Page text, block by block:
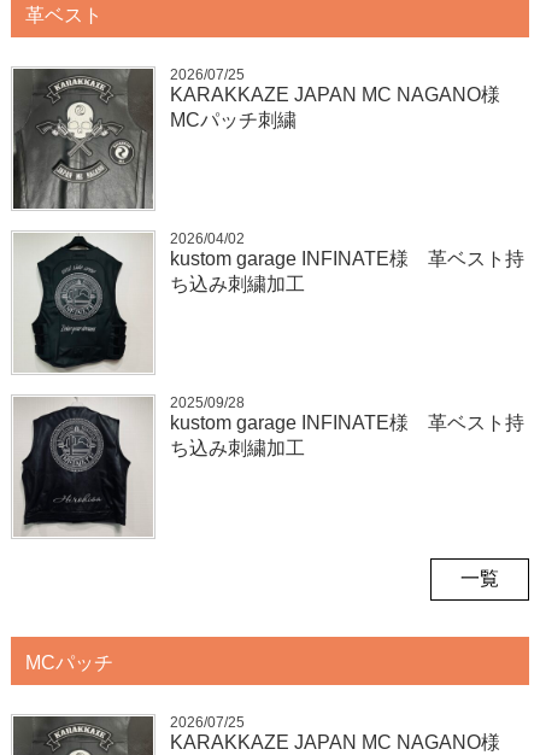
革ベスト
2026/07/25
KARAKKAZE JAPAN MC NAGANO様
MCパッチ刺繍
2026/04/02
kustom garage INFINATE様 革ベスト持
ち込み刺繍加工
2025/09/28
kustom garage INFINATE様 革ベスト持
ち込み刺繍加工
一覧
MCパッチ
2026/07/25
KARAKKAZE JAPAN MC NAGANO様